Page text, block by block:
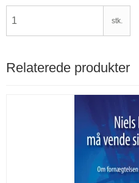
stk.
Relaterede produkter